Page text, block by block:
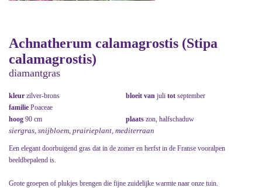
Achnatherum calamagrostis (Stipa
calamagrostis)
diamantgras
kleur zilver-brons bloeit van juli tot september
familie Poaceae
hoog 90 cm plaats zon, halfschaduw
siergras, snijbloem, prairieplant, mediterraan
Een elegant doorbuigend gras dat in de zomer en herfst in de Franse vooralpen
beeldbepalend is.
Grote groepen of plukjes brengen die fijne zuidelijke warmte naar onze tuin.